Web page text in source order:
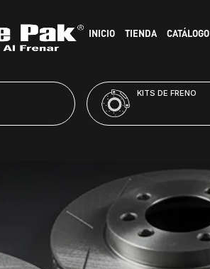
INICIO TIENDA CATÁLOGO
KITS DE FRENO